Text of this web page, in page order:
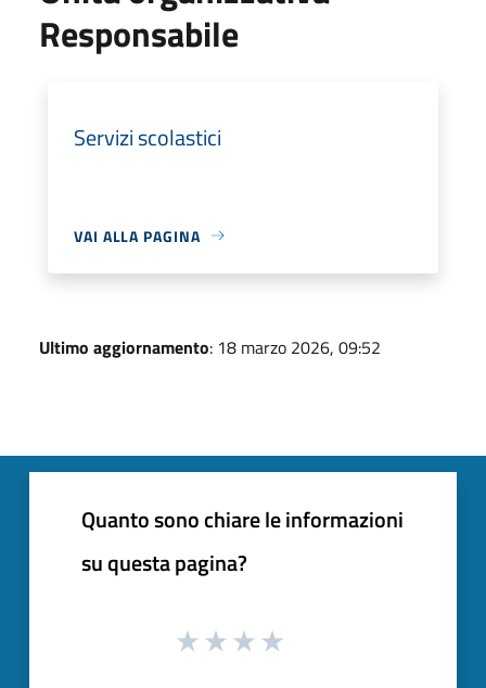
Responsabile
Servizi scolastici
VAI ALLA PAGINA
Ultimo aggiornamento: 18 marzo 2026, 09:52
Quanto sono chiare le informazioni
su questa pagina?